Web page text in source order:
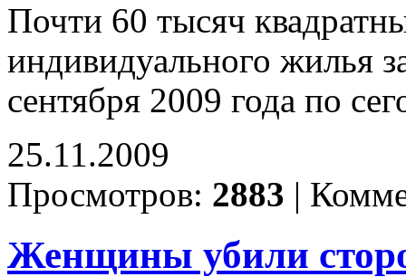
Почти 60 тысяч
индивидуального жилья
сентября 2009 года по
25.11.2009
Просмотров: 2883 |
Женщины убили